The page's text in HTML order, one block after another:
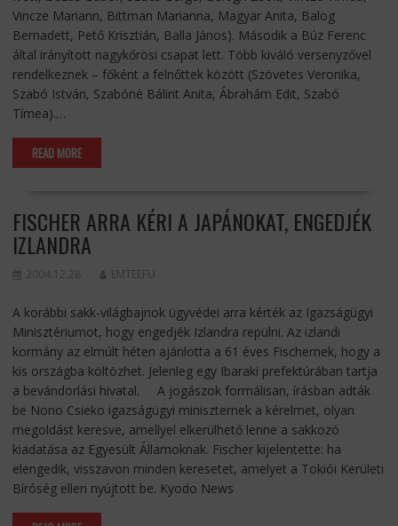
Vincze Mariann, Bittman Marianna, Magyar Anita, Balog
Bernadett, Pető Krisztián, Balla János). Második a Búz Ferenc
által irányított nagykőrösi csapat lett. Több kiváló versenyzővel
rendelkeznek – főként a felnőttek között (Szövetes Veronika,
Szabó István, Szabóné Bálint Anita, Ábrahám Edit, Szabó
Tímea).…
READ MORE
FISCHER ARRA KÉRI A JAPÁNOKAT, ENGEDJÉK
IZLANDRA
2004.12.28. EMTEEFU
A korábbi sakk-világbajnok ügyvédei arra kérték az Igazságügyi
Minisztériumot, hogy engedjék Izlandra repülni. Az izlandi
kormány az elmúlt héten ajánlotta a 61 éves Fischernek, hogy a
kis országba költözhet. Jelenleg egy Ibaraki prefektúrában tartja
a bevándorlási hivatal. A jogászok formálisan, írásban adták
be Nono Csieko igazságügyi miniszternek a kérelmet, olyan
megoldást keresve, amellyel elkerülhető lenne a sakkozó
kiadatása az Egyesült Államoknak. Fischer kijelentette: ha
elengedik, visszavon minden keresetet, amelyet a Tokiói Kerületi
Bíróség ellen nyújtott be. Kyodo News